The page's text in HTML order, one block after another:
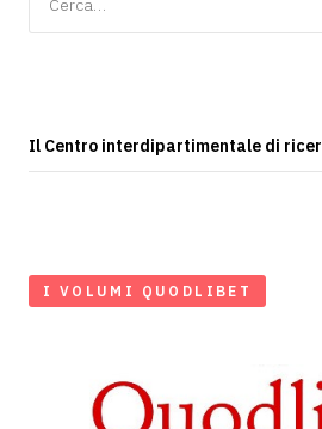
per:
Il Centro interdipartimentale di
I VOLUMI QUODLIBET